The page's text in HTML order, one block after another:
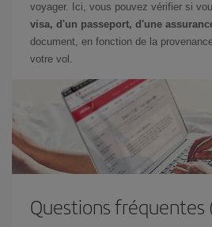
voyager. Ici, vous pouvez vérifier si
visa, d'un passeport, d'une
document, en fonction de la
votre vol.
Questions fréquentes